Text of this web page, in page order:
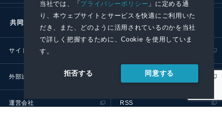
当社では、「プライバシーポリシー 」に定める通
り、本ウェブサイトとサービスを快適にご利用いた
だき、また、どのように活用されているのかを当社
で詳しく把握するために、Cookie を使用していま
す。
拒否する 同意する
共同通信社グループ
サイトポリシー
外部送信ポリシー プレスリリース取扱基準
運営会社 RSS